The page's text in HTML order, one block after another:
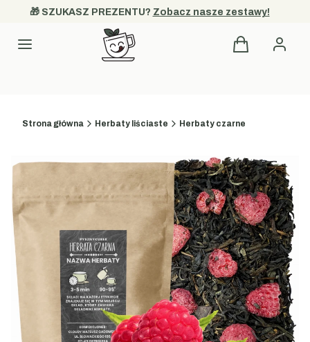
🎁 SZUKASZ PREZENTU? Zobacz nasze zestawy!
Kategorie Produkty w
Strona główna Herbaty liściaste Herbaty czarne